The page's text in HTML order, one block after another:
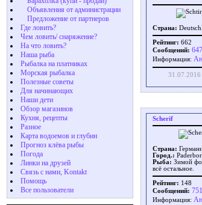
Объявления от администрации
Предложение от партнеров
Где ловить?
Чем ловить/ снаряжение?
На что ловить?
Наша рыба
Рыбалка на платниках
Морская рыбалка
Полезные советы
Для начинающих
Наши дети
Обзор магазинов
Кухня, рецепты
Разное
Карта водоемов и глубин
Прогноз клёва рыбы
Погода
Линки на друзей
Связь с нами, Kontakt
Помощь
Все пользователи
Страна:
Рейтинг: 662
Сообщений: 647
Информация:
31.07.2016
Scherif
Страна:
Город.:
Рыба: Зимой
всё остальное.
Рейтинг: 148
Сообщений: 751
Информация: